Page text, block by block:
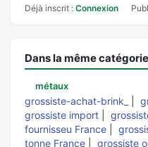
Déjà inscrit : Connexion
Dans la même catégorie
métaux
grossiste-achat-brink_
grossiste import
fournisseu France
tonne France
grossiste